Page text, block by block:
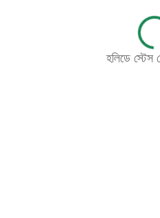
লোড
হলিডে স্টেস